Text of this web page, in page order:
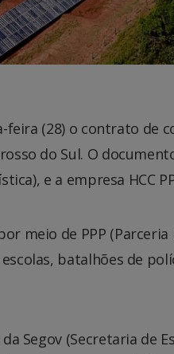
(28) o contrato de
do Sul. O
e a empresa HCC
meio de PPP
batalhões de
Segov (Secretaria de